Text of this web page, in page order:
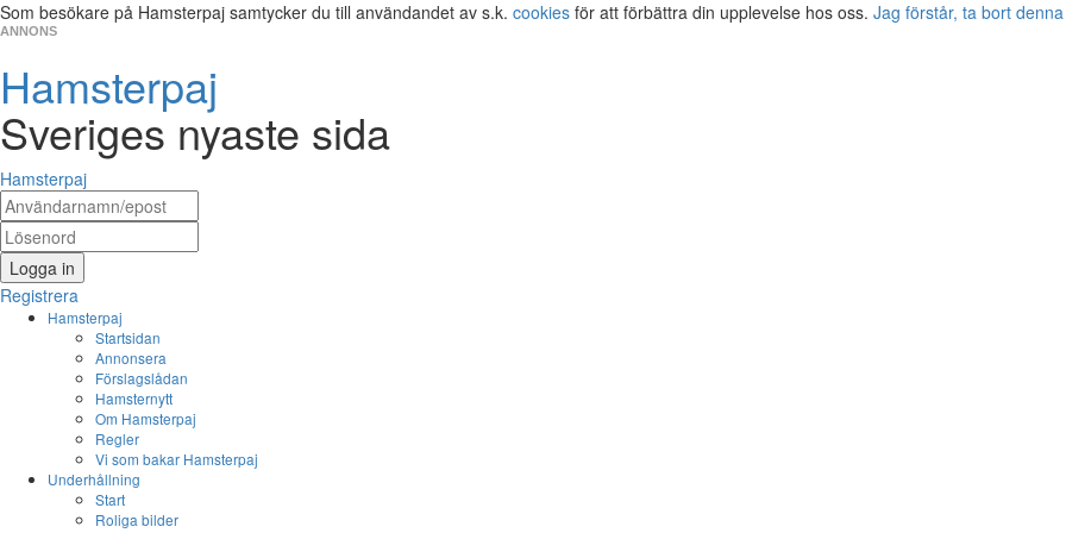
Som besökare på Hamsterpaj samtycker du till användandet av s.k. cookies för att förbättra din upplevelse hos oss. Jag förstår, ta bort
ANNONS
Hamsterpaj
Sveriges nyaste sida
Hamsterpaj
Logga in
Registrera
Hamsterpaj
Startsidan
Annonsera
Förslagslådan
Hamsternytt
Om Hamsterpaj
Regler
Vi som bakar Hamsterpaj
Underhållning
Start
Roliga bilder